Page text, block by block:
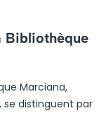
Bibliothèque
Marciana,
distinguent par